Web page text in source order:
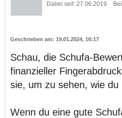
Dabei seit: 27.06.2019
19.01.2024, 16:17
Schau, die Schufa-
finanzieller
sie, um zu sehen, wie
Wenn du eine gute